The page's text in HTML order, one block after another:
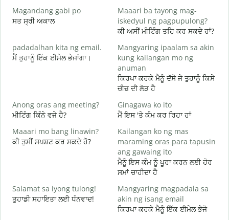
Magandang gabi po
ਸਤ ਸ੍ਰੀ ਅਕਾਲ
Maaari ba tayong mag-
iskedyul ng pagpupulong?
ਕੀ ਅਸੀਂ ਮੀਟਿੰਗ ਤਹਿ ਕਰ ਸਕਦੇ ਹਾਂ?
padadalhan kita ng email.
ਮੈਂ ਤੁਹਾਨੂੰ ਇੱਕ ਈਮੇਲ ਭੇਜਾਂਗਾ।
Mangyaring ipaalam sa akin
kung kailangan mo ng
anuman
ਕਿਰਪਾ ਕਰਕੇ ਮੈਨੂੰ ਦੱਸੋ ਜੇ ਤੁਹਾਨੂੰ ਕਿਸੇ
ਚੀਜ਼ ਦੀ ਲੋੜ ਹੈ
Anong oras ang meeting?
ਮੀਟਿੰਗ ਕਿੰਨੇ ਵਜੇ ਹੈ?
Ginagawa ko ito
ਮੈਂ ਇਸ 'ਤੇ ਕੰਮ ਕਰ ਰਿਹਾ ਹਾਂ
Maaari mo bang linawin?
ਕੀ ਤੁਸੀਂ ਸਪਸ਼ਟ ਕਰ ਸਕਦੇ ਹੋ?
Kailangan ko ng mas
maraming oras para tapusin
ang gawaing ito
ਮੈਨੂੰ ਇਸ ਕੰਮ ਨੂੰ ਪੂਰਾ ਕਰਨ ਲਈ ਹੋਰ
ਸਮਾਂ ਚਾਹੀਦਾ ਹੈ
Salamat sa iyong tulong!
ਤੁਹਾਡੀ ਸਹਾਇਤਾ ਲਈ ਧੰਨਵਾਦ!
Mangyaring magpadala sa
akin ng isang email
ਕਿਰਪਾ ਕਰਕੇ ਮੈਨੂੰ ਇੱਕ ਈਮੇਲ ਭੇਜੋ